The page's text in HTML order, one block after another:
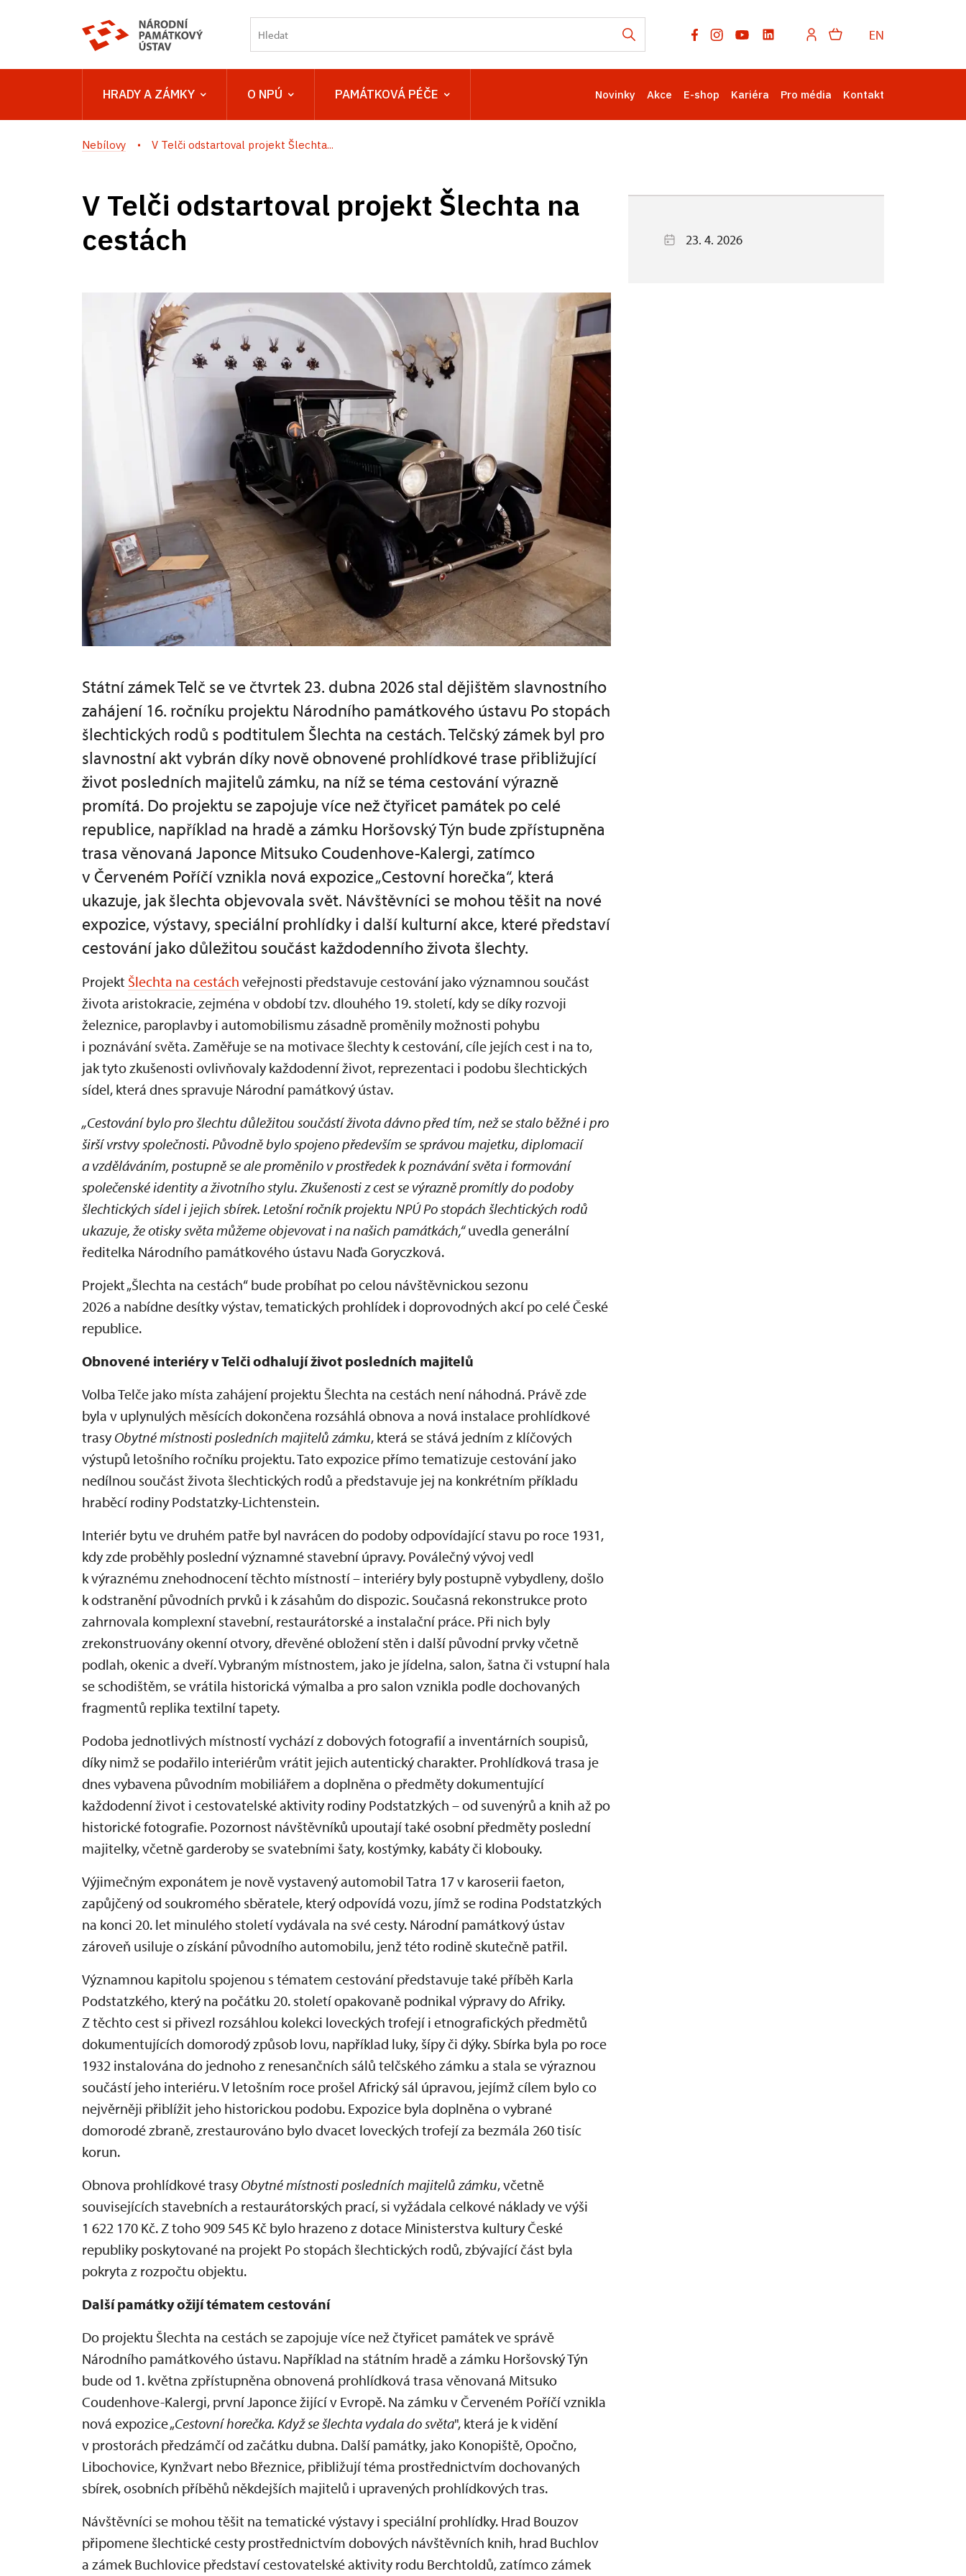
EN
HRADY A ZÁMKY O NPÚ PAMÁTKOVÁ PÉČE Novinky Akce E-shop Kariéra Pro média Kontakt
Nebílovy V Telči odstartoval projekt Šlechta...
V Telči odstartoval projekt Šlechta na
cestách
Státní zámek Telč se ve čtvrtek 23. dubna 2026 stal dějištěm slavnostního
zahájení 16. ročníku projektu Národního památkového ústavu Po stopách
šlechtických rodů s podtitulem Šlechta na cestách. Telčský zámek byl pro
slavnostní akt vybrán díky nově obnovené prohlídkové trase přibližující
život posledních majitelů zámku, na níž se téma cestování výrazně
promítá. Do projektu se zapojuje více než čtyřicet památek po celé
republice, například na hradě a zámku Horšovský Týn bude zpřístupněna
trasa věnovaná Japonce Mitsuko Coudenhove-Kalergi, zatímco
v Červeném Poříčí vznikla nová expozice „Cestovní horečka“, která
ukazuje, jak šlechta objevovala svět. Návštěvníci se mohou těšit na nové
expozice, výstavy, speciální prohlídky i další kulturní akce, které představí
cestování jako důležitou součást každodenního života šlechty.
Projekt Šlechta na cestách veřejnosti představuje cestování jako významnou součást
života aristokracie, zejména v období tzv. dlouhého 19. století, kdy se díky rozvoji
železnice, paroplavby i automobilismu zásadně proměnily možnosti pohybu
i poznávání světa. Zaměřuje se na motivace šlechty k cestování, cíle jejích cest i na to,
jak tyto zkušenosti ovlivňovaly každodenní život, reprezentaci i podobu šlechtických
sídel, která dnes spravuje Národní památkový ústav.
„Cestování bylo pro šlechtu důležitou součástí života dávno před tím, než se stalo běžné i pro
širší vrstvy společnosti. Původně bylo spojeno především se správou majetku, diplomacií
a vzděláváním, postupně se ale proměnilo v prostředek k poznávání světa i formování
společenské identity a životního stylu. Zkušenosti z cest se výrazně promítly do podoby
šlechtických sídel i jejich sbírek. Letošní ročník projektu NPÚ Po stopách šlechtických rodů
ukazuje, že otisky světa můžeme objevovat i na našich památkách,“uvedla generální
ředitelka Národního památkového ústavu Naďa Goryczková.
Projekt „Šlechta na cestách“ bude probíhat po celou návštěvnickou sezonu
2026 a nabídne desítky výstav, tematických prohlídek i doprovodných akcí po celé České
republice.
Obnovené interiéry v Telči odhalují život posledních majitelů
Volba Telče jako místa zahájení projektu Šlechta na cestách není náhodná. Právě zde
byla v uplynulých měsících dokončena rozsáhlá obnova a nová instalace prohlídkové
trasy Obytné místnosti posledních majitelů zámku, která se stává jedním z klíčových
výstupů letošního ročníku projektu. Tato expozice přímo tematizuje cestování jako
nedílnou součást života šlechtických rodů a představuje jej na konkrétním příkladu
hraběcí rodiny Podstatzky-Lichtenstein.
Interiér bytu ve druhém patře byl navrácen do podoby odpovídající stavu po roce 1931,
kdy zde proběhly poslední významné stavební úpravy. Poválečný vývoj vedl
k výraznému znehodnocení těchto místností – interiéry byly postupně vybydleny, došlo
k odstranění původních prvků i k zásahům do dispozic. Současná rekonstrukce proto
zahrnovala komplexní stavební, restaurátorské a instalační práce. Při nich byly
zrekonstruovány okenní otvory, dřevěné obložení stěn i další původní prvky včetně
podlah, okenic a dveří. Vybraným místnostem, jako je jídelna, salon, šatna či vstupní hala
se schodištěm, se vrátila historická výmalba a pro salon vznikla podle dochovaných
fragmentů replika textilní tapety.
Podoba jednotlivých místností vychází z dobových fotografií a inventárních soupisů,
díky nimž se podařilo interiérům vrátit jejich autentický charakter. Prohlídková trasa je
dnes vybavena původním mobiliářem a doplněna o předměty dokumentující
každodenní život i cestovatelské aktivity rodiny Podstatzkých – od suvenýrů a knih až po
historické fotografie. Pozornost návštěvníků upoutají také osobní předměty poslední
majitelky, včetně garderoby se svatebními šaty, kostýmky, kabáty či klobouky.
Výjimečným exponátem je nově vystavený automobil Tatra 17 v karoserii faeton,
zapůjčený od soukromého sběratele, který odpovídá vozu, jímž se rodina Podstatzkých
na konci 20. let minulého století vydávala na své cesty. Národní památkový ústav
zároveň usiluje o získání původního automobilu, jenž této rodině skutečně patřil.
Významnou kapitolu spojenou s tématem cestování představuje také příběh Karla
Podstatzkého, který na počátku 20. století opakovaně podnikal výpravy do Afriky.
Z těchto cest si přivezl rozsáhlou kolekci loveckých trofejí i etnografických předmětů
dokumentujících domorodý způsob lovu, například luky, šípy či dýky. Sbírka byla po roce
1932 instalována do jednoho z renesančních sálů telčského zámku a stala se výraznou
součástí jeho interiéru. V letošním roce prošel Africký sál úpravou, jejímž cílem bylo co
nejvěrněji přiblížit jeho historickou podobu. Expozice byla doplněna o vybrané
domorodé zbraně, zrestaurováno bylo dvacet loveckých trofejí za bezmála 260 tisíc
korun.
Obnova prohlídkové trasy Obytné místnosti posledních majitelů zámku, včetně
souvisejících stavebních a restaurátorských prací, si vyžádala celkové náklady ve výši
1 622 170 Kč. Z toho 909 545 Kč bylo hrazeno z dotace Ministerstva kultury České
republiky poskytované na projekt Po stopách šlechtických rodů, zbývající část byla
pokryta z rozpočtu objektu.
Další památky ožijí tématem cestování
Do projektu Šlechta na cestách se zapojuje více než čtyřicet památek ve správě
Národního památkového ústavu. Například na státním hradě a zámku Horšovský Týn
bude od 1. května zpřístupněna obnovená prohlídková trasa věnovaná Mitsuko
Coudenhove-Kalergi, první Japonce žijící v Evropě. Na zámku v Červeném Poříčí vznikla
nová expozice „Cestovní horečka. Když se šlechta vydala do světa", která je k vidění
v prostorách předzámčí od začátku dubna. Další památky, jako Konopiště, Opočno,
Libochovice, Kynžvart nebo Březnice, přibližují téma prostřednictvím dochovaných
sbírek, osobních příběhů někdejších majitelů i upravených prohlídkových tras.
Návštěvníci se mohou těšit na tematické výstavy i speciální prohlídky. Hrad Bouzov
připomene šlechtické cesty prostřednictvím dobových návštěvních knih, hrad Buchlov
a zámek Buchlovice představí cestovatelské aktivity rodu Berchtoldů, zatímco zámek
23. 4. 2026